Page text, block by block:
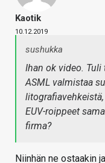
Kaotik
10.12.2019
sushukka
Ihan ok video.
ASML valmistaa
EUV-roippeet
firma?
Niinhän ne ostaakin